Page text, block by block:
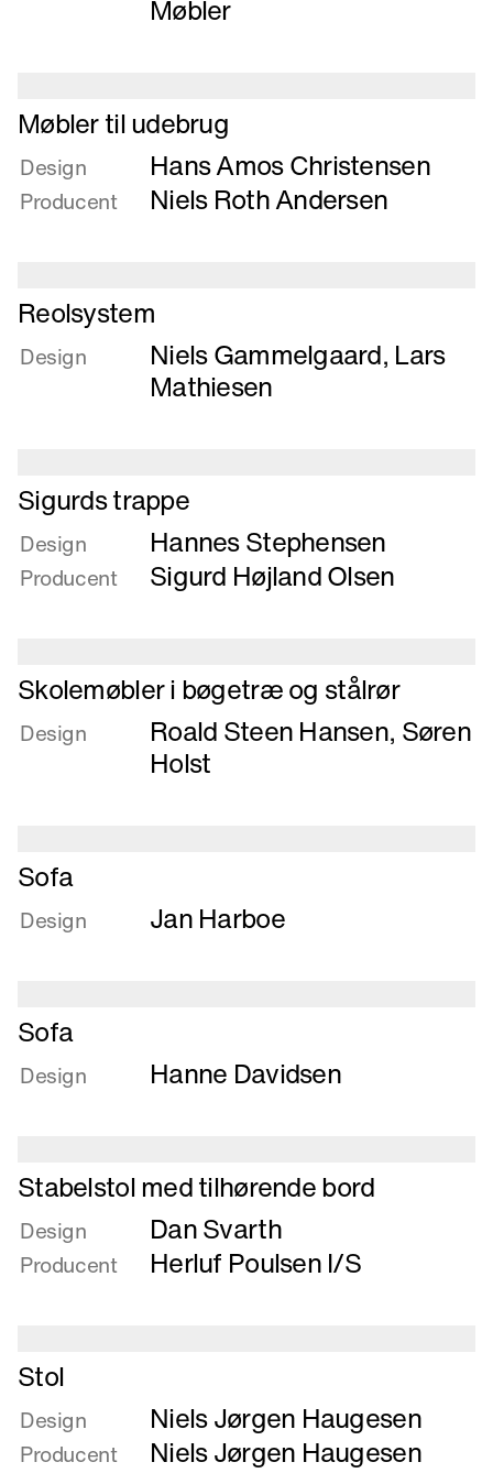
Møbler
Læs
mere
om
Møbler
til
Møbler til udebrug
Design Hans Amos Christensen
Producent Niels Roth Andersen
Læs
mere
om
Reolsystem
Design Niels Gammelgaard, Lars
Mathiesen
Læs
mere
om
Sigurds
trappe
Sigurds trappe
Design Hannes Stephensen
Producent Sigurd Højland Olsen
Læs
mere
om
stålrør
Skolemøbler i bøgetræ og stålrør
Design Roald Steen Hansen, Søren
Holst
Læs
mere
om
Sofa
Design Jan Harboe
Læs
mere
om
Sofa
Design Hanne Davidsen
Læs
mere
om
Stabelstol
med
Stabelstol med tilhørende bord
Design Dan Svarth
Producent Herluf Poulsen I/S
Læs
mere
om
Stol
Stol
Design Niels Jørgen Haugesen
Producent Niels Jørgen Haugesen